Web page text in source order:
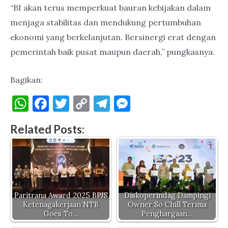
“BI akan terus memperkuat bauran kebijakan dalam
menjaga stabilitas dan mendukung pertumbuhan
ekonomi yang berkelanjutan. Bersinergi erat dengan
pemerintah baik pusat maupun daerah,” pungkasnya.
Bagikan:
W
at
s
A
p
p
F
a
c
e
b
o
o
k
T
it
te
r
C
p
y
Li
n
k
T
e
gr
m
se
n
g
er
Related Posts:
Paritrana Award 2025 BPJS
Ketenagakerjaan NTB
Goes To…
Diskoperindag Dampingi
Owner So Chill Terima
Penghargaan…